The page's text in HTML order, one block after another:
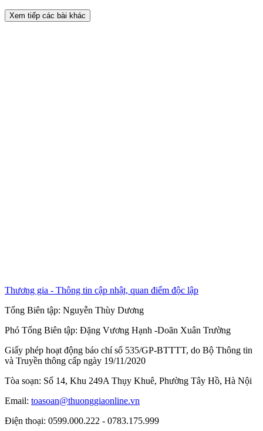
Xem tiếp các bài khác
Thương gia - Thông tin cập nhật, quan điểm độc lập
Tổng Biên tập: Nguyễn Thùy Dương
Phó Tổng Biên tập: Đặng Vương Hạnh -Doãn Xuân Trường
Giấy phép hoạt động báo chí số 535/GP-BTTTT, do Bộ Thông tin
và Truyền thông cấp ngày 19/11/2020
Tòa soạn: Số 14, Khu 249A Thụy Khuê, Phường Tây Hồ, Hà Nội
Email: toasoan@thuonggiaonline.vn
Điện thoại: 0599.000.222 - 0783.175.999